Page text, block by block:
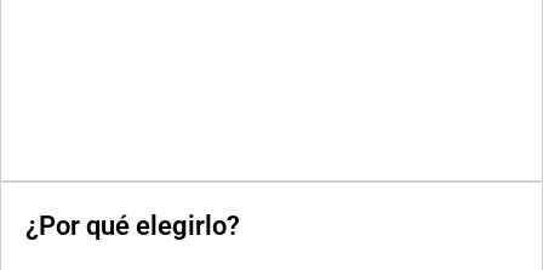
¿Por qué elegirlo?